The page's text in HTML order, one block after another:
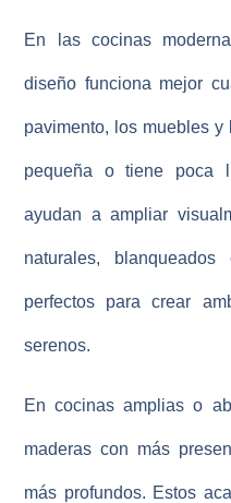
En las cocinas
diseño funciona mejor
pavimento, los muebles
pequeña o tiene poca
ayudan a ampliar
naturales,
perfectos para crear
serenos.
En cocinas amplias o
maderas con más
más profundos. Estos